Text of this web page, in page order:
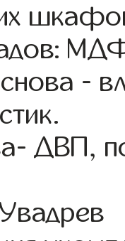
-
ДВП,